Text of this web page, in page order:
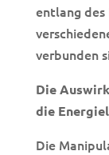
entlang
verbunden
Die
die
Die